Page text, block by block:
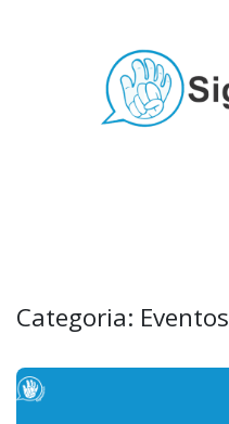
Categoria: Eventos